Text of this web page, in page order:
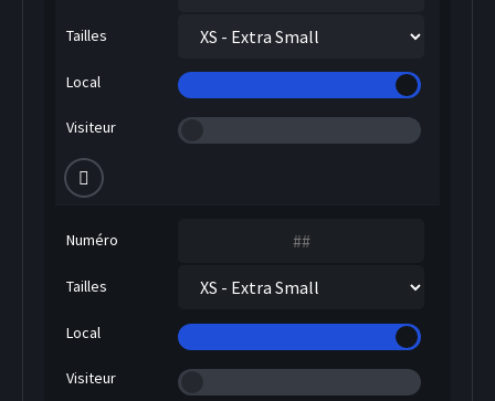
Tailles
Local
Visiteur
Numéro
Tailles
Local
Visiteur